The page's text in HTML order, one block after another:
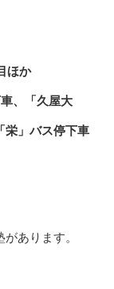
ほか
、「久屋大
栄」バス停下車
あります。